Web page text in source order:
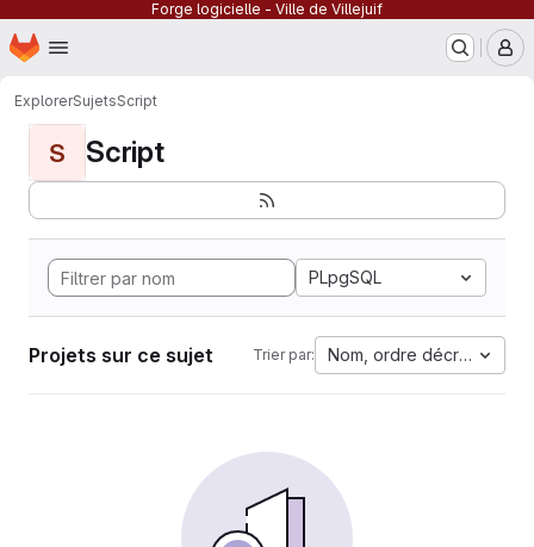
Forge logicielle - Ville de Villejuif
Passer au contenu principal
Page d'accueil
ExplorerSujetsScript
S Script
PLpgSQL
Projets sur ce sujet Trier par: Nom, ordre décroissant